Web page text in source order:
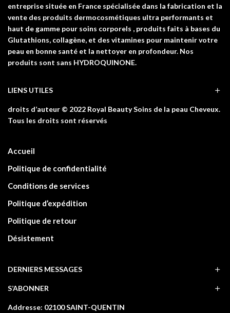
entreprise située en France spécialisée dans la fabrication et la
vente des produits dermocosmétiques ultra performants et
haut de gamme pour soins corporels , produits faits à bases du
Glutathions, collagène, et des vitamines pour maintenir votre
peau en bonne santé et la nettoyer en profondeur. Nos
produits sont sans HYDROQUINONE.
LIENS UTILES
droits d’auteur © 2022 Royal Beauty Soins de la peau Cheveux.
Tous les droits sont réservés
Accueil
Politique de confidentialité
Conditions de services
Politique d’expédition
Politique de retour
Désistement
DERNIERS MESSAGES
S’ABONNER
Addresse: 02100 SAINT-QUENTIN